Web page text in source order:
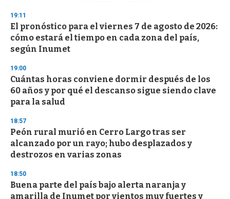
d
s
o
f
3
s
e
c
o
n
d
19:11
El pronóstico para el viernes 7 de agosto de 2026:
cómo estará el tiempo en cada zona del país,
según Inumet
19:00
Cuántas horas conviene dormir después de los
60 años y por qué el descanso sigue siendo clave
para la salud
18:57
Peón rural murió en Cerro Largo tras ser
alcanzado por un rayo; hubo desplazados y
destrozos en varias zonas
18:50
Buena parte del país bajo alerta naranja y
amarilla de Inumet por vientos muy fuertes y